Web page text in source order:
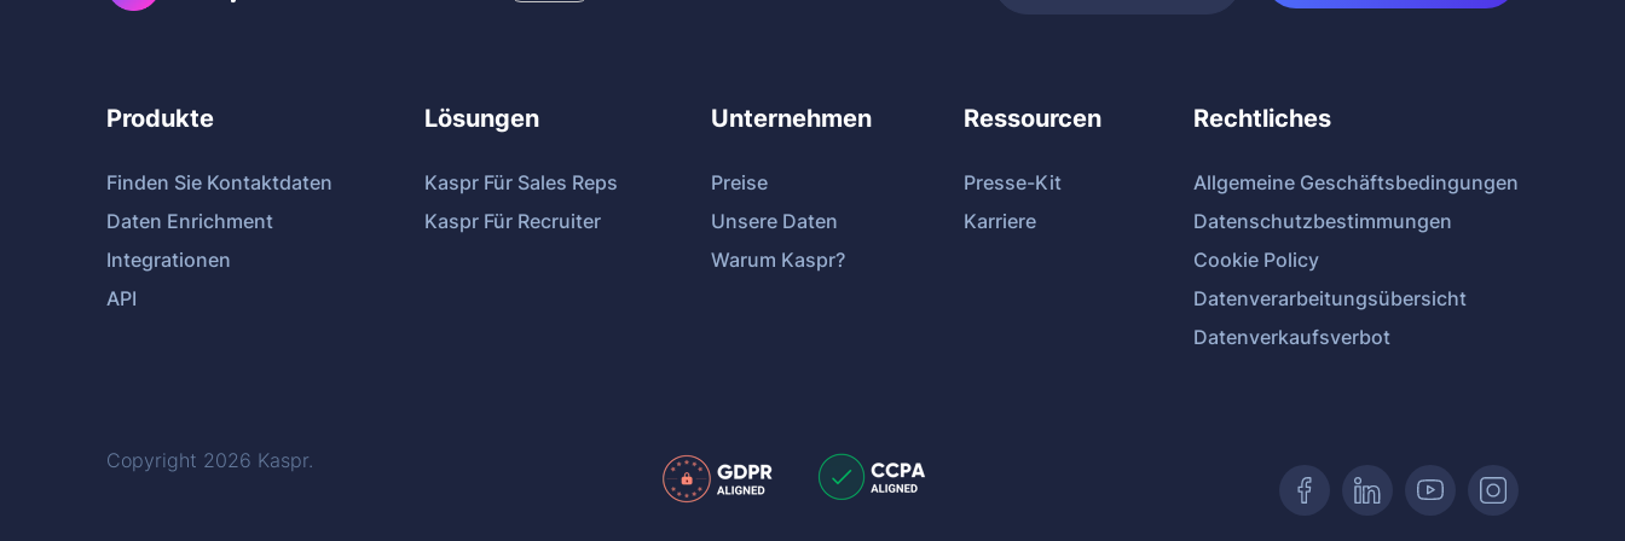
Produkte
Finden Sie Kontaktdaten
Daten Enrichment
Integrationen
API
Lösungen
Kaspr Für Sales Reps
Kaspr Für Recruiter
Unternehmen
Preise
Unsere Daten
Warum Kaspr?
Ressourcen
Presse-Kit
Karriere
Rechtliches
Allgemeine Geschäftsbedingungen
Datenschutzbestimmungen
Cookie Policy
Datenverarbeitungsübersicht
Datenverkaufsverbot
Copyright 2026 Kaspr.